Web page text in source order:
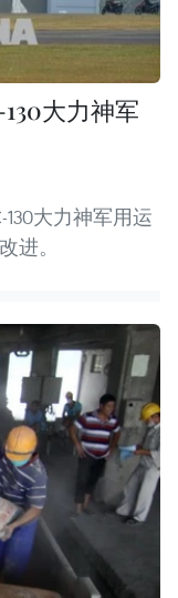
大力神军
大力神军用运
进。